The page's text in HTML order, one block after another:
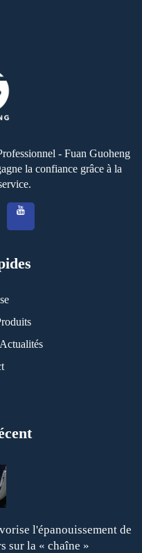
- Fuan Guoheng
la confiance grâce à la
l'épanouissement de
sur la « chaîne »